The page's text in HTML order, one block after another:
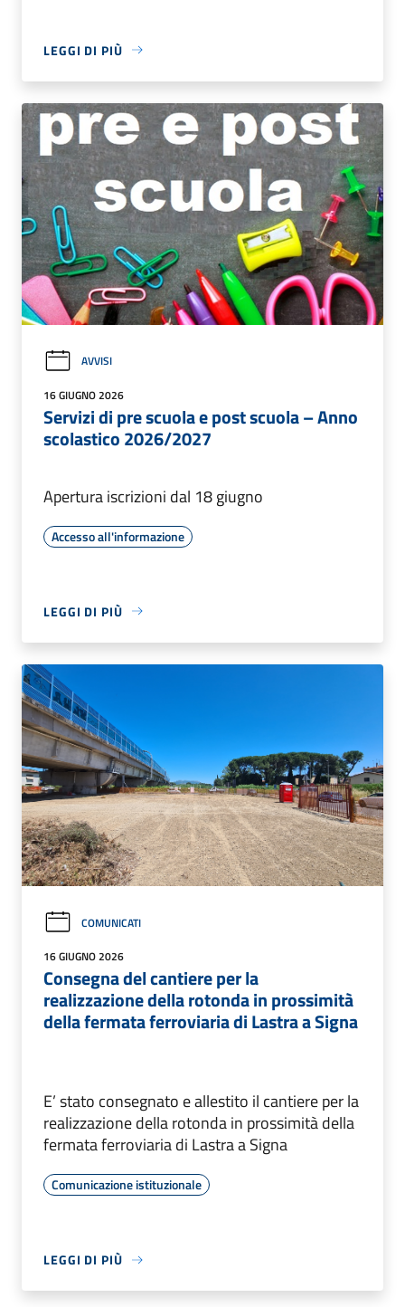
LEGGI DI PIÙ
AVVISI
16 GIUGNO 2026
Servizi di pre scuola e post scuola – Anno
scolastico 2026/2027
Apertura iscrizioni dal 18 giugno
Accesso all'informazione
LEGGI DI PIÙ
COMUNICATI
16 GIUGNO 2026
Consegna del cantiere per la
realizzazione della rotonda in prossimità
della fermata ferroviaria di Lastra a Signa
E’ stato consegnato e allestito il cantiere per la
realizzazione della rotonda in prossimità della
fermata ferroviaria di Lastra a Signa
Comunicazione istituzionale
LEGGI DI PIÙ